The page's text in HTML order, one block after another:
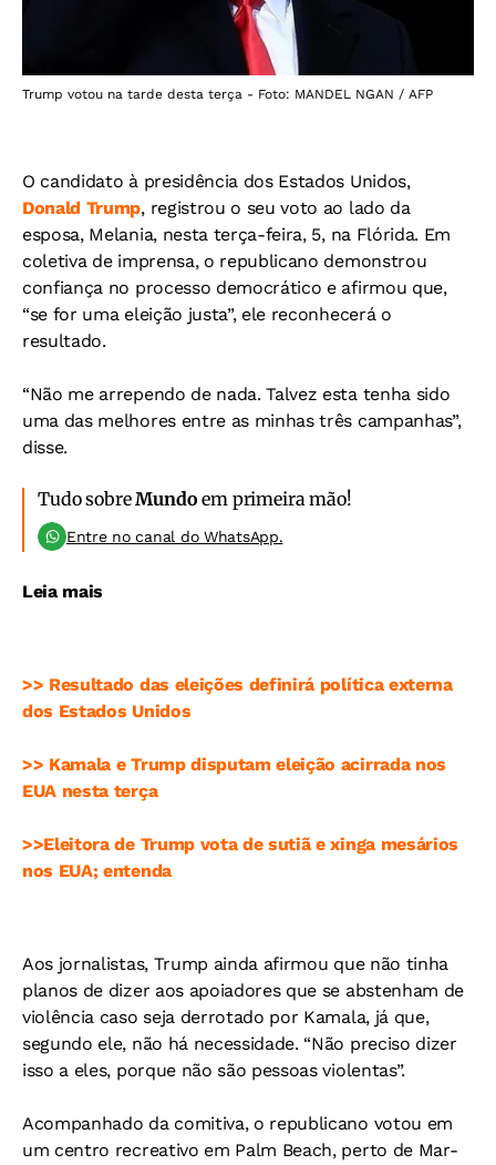
Trump votou na tarde desta terça - Foto: MANDEL NGAN / AFP
O candidato à presidência dos Estados Unidos,
Donald Trump, registrou o seu voto ao lado da
esposa, Melania, nesta terça-feira, 5, na Flórida. Em
coletiva de imprensa, o republicano demonstrou
confiança no processo democrático e afirmou que,
“se for uma eleição justa”, ele reconhecerá o
resultado.
“Não me arrependo de nada. Talvez esta tenha sido
uma das melhores entre as minhas três campanhas”,
disse.
Tudo sobreMundo em primeira mão!
Entre no canal do WhatsApp.
Leia mais
>> Resultado das eleições definirá política externa
dos Estados Unidos
>> Kamala e Trump disputam eleição acirrada nos
EUA nesta terça
>>Eleitora de Trump vota de sutiã e xinga mesários
nos EUA; entenda
Aos jornalistas, Trump ainda afirmou que não tinha
planos de dizer aos apoiadores que se abstenham de
violência caso seja derrotado por Kamala, já que,
segundo ele, não há necessidade. “Não preciso dizer
isso a eles, porque não são pessoas violentas”.
Acompanhado da comitiva, o republicano votou em
um centro recreativo em Palm Beach, perto de Mar-